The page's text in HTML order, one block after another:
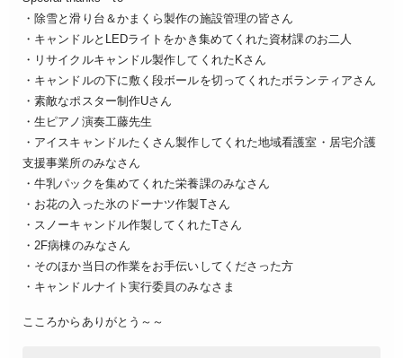
・除雪と滑り台＆かまくら製作の施設管理の皆さん
・キャンドルとLEDライトをかき集めてくれた資材課のお二人
・リサイクルキャンドル製作してくれたKさん
・キャンドルの下に敷く段ボールを切ってくれたボランティアさん
・素敵なポスター制作Uさん
・生ピアノ演奏工藤先生
・アイスキャンドルたくさん製作してくれた地域看護室・居宅介護
支援事業所のみなさん
・牛乳パックを集めてくれた栄養課のみなさん
・お花の入った氷のドーナツ作製Tさん
・スノーキャンドル作製してくれたTさん
・2F病棟のみなさん
・そのほか当日の作業をお手伝いしてくださった方
・キャンドルナイト実行委員のみなさま
こころからありがとう～～